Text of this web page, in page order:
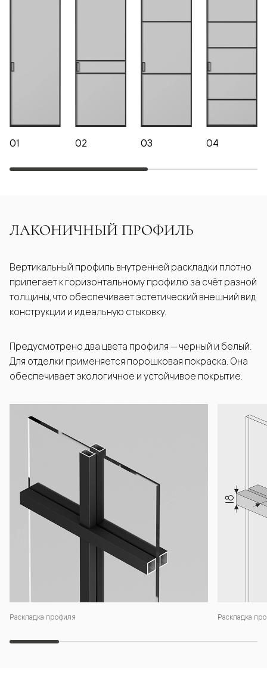
01 02 03 04
ЛАКОНИЧНЫЙ ПРОФИЛЬ
Раскладка профиля Раскладка
Вертикальный профиль внутренней раскладки плотно
прилегает к горизонтальному профилю за счёт разной
толщины, что обеспечивает эстетический внешний вид
конструкции и идеальную стыковку.
Предусмотрено два цвета профиля — черный и белый.
Для отделки применяется порошковая покраска. Она
обеспечивает экологичное и устойчивое покрытие.